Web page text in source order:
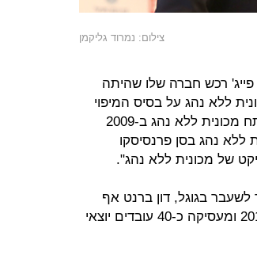
צילום: נמרוד גליקמן
פייג' רכש חברה שלו שהיתה
ללא נהג על בסיס המיפוי
שעשו באמצעות סטריט וויו", אומר רון. "הוא החל לפתח מכונית ללא נהג ב-2009
ללא נהג בסן פרנסיסקו
של מכונית ללא נהג".
לשעבר בגוגל, דון ברנט אף
הוא מגוגל וקלייר דילאוני. החברה הוקמה בתחילת 2016 ומעסיקה כ-40 עובדים יוצאי